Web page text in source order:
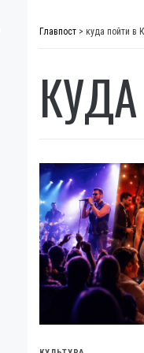
Главпост > куда пойти в